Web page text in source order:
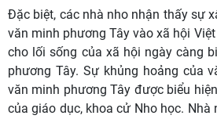
Đặc biệt, các nhà nho nhận thấy sự
văn minh phương Tây vào xã hội
cho lối sống của xã hội ngày càng
phương Tây. Sự khủng hoảng của
văn minh phương Tây được biểu
của giáo dục, khoa cử Nho học. Nhà